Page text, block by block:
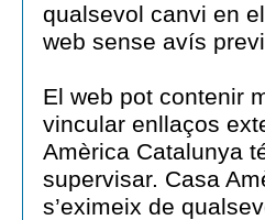
qualsevol canvi en
web sense avís
El web pot contenir
vincular enllaços
Amèrica Catalunya
supervisar. Casa
s’eximeix de